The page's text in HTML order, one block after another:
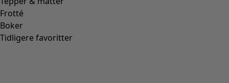
Frotté
Boker
Tidligere favoritter